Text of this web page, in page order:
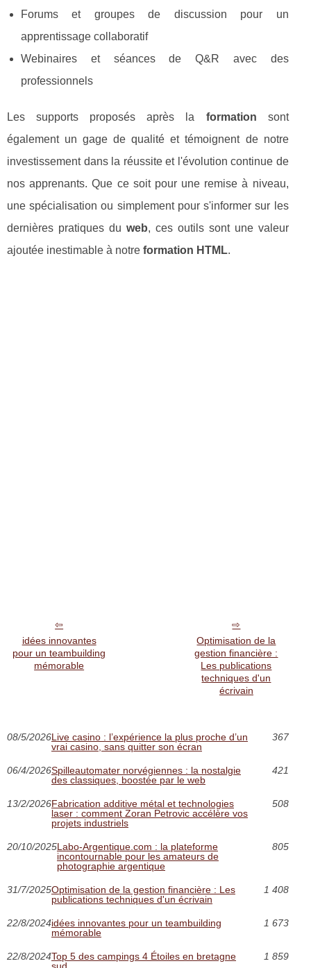
Forums et groupes de discussion pour un
apprentissage collaboratif
Webinaires et séances de Q&R avec des
professionnels
Les supports proposés après la formation sont
également un gage de qualité et témoignent de notre
investissement dans la réussite et l'évolution continue de
nos apprenants. Que ce soit pour une remise à niveau,
une spécialisation ou simplement pour s'informer sur les
dernières pratiques du web, ces outils sont une valeur
ajoutée inestimable à notre formation HTML.
idées innovantes
pour un teambuilding
mémorable
Optimisation de la
gestion financière :
Les publications
techniques d'un
écrivain
08/5/2026Live casino : l’expérience la plus proche d’un
vrai casino, sans quitter son écran
367
06/4/2026Spilleautomater norvégiennes : la nostalgie
des classiques, boostée par le web
421
13/2/2026Fabrication additive métal et technologies
laser : comment Zoran Petrovic accélère vos
projets industriels
508
20/10/2025Labo-Argentique.com : la plateforme
incontournable pour les amateurs de
photographie argentique
805
31/7/2025Optimisation de la gestion financière : Les
publications techniques d'un écrivain
1 408
22/8/2024idées innovantes pour un teambuilding
mémorable
1 673
22/8/2024Top 5 des campings 4 Étoiles en bretagne
1 859